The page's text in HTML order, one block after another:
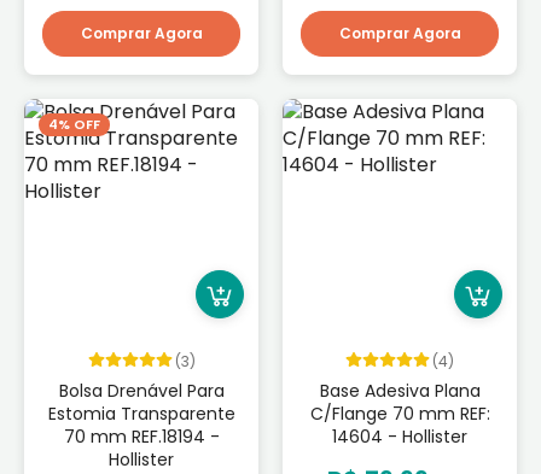
Comprar Agora Comprar Agora
4% OFF
(3)
Bolsa Drenável Para
Estomia Transparente
70 mm REF.18194 -
Hollister
(4)
Base Adesiva Plana
C/Flange 70 mm REF:
14604 - Hollister